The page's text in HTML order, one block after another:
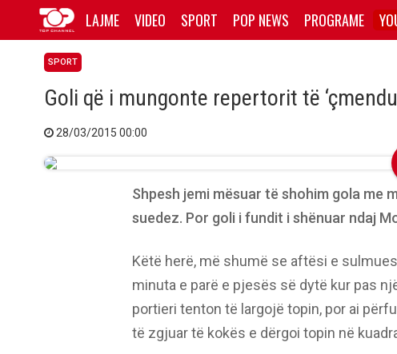
LAJME VIDEO SPORT POP NEWS PROGRAME
SPORT
Goli që i mungonte repertorit të
28/03/2015 00:00
Shpesh jemi mësuar të shohim gola me
suedez. Por goli i fundit i shënuar ndaj
Këtë herë, më shumë se aftësi e
minuta e parë e pjesës së dytë kur pas
portieri tenton të largojë topin, por ai
të zgjuar të kokës e dërgoi topin në